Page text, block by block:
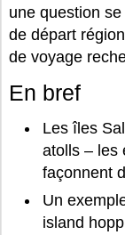
une question
de départ
de voyage
En bref
Les îles
atolls – les
façonnent
Un
island